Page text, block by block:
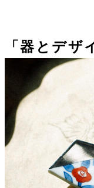
「器とデザ